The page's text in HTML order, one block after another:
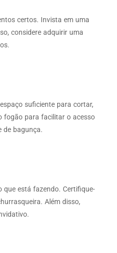
certos. Invista em uma
considere adquirir uma
suficiente para cortar,
fogão para facilitar o acesso
de bagunça.
que está fazendo. Certifique-
Além disso,